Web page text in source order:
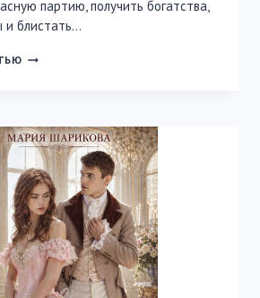
партию, получить богатства,
и блистать…
МИЛАЯ